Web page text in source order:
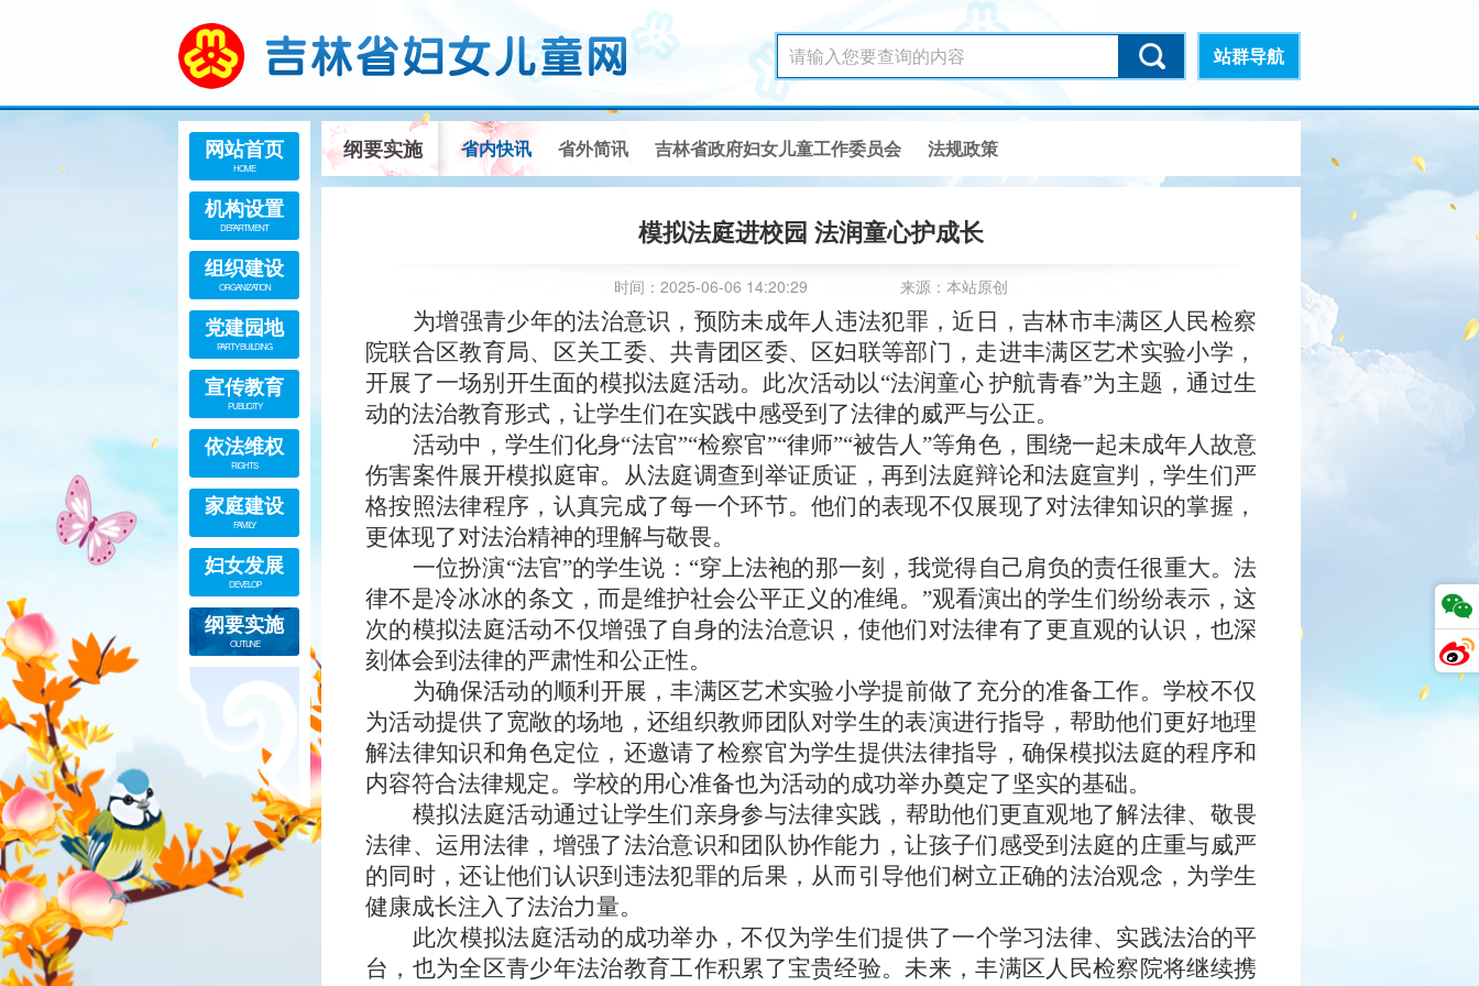
站群导航
网站首页
HOME
机构设置
DEPARTMENT
组织建设
ORGANIZATION
党建园地
PARTY BUILDING
宣传教育
PUBLICITY
依法维权
RIGHTS
家庭建设
FAMILY
妇女发展
DEVELOP
纲要实施
OUTLINE
纲要实施 省内快讯 省外简讯 吉林省政府妇女儿童工作委员会 法规政策
模拟法庭进校园 法润童心护成长
时间：2025-06-06 14:20:29 来源：本站原创
为增强青少年的法治意识，预防未成年人违法犯罪，近日，吉林市丰满区人民检察
院联合区教育局、区关工委、共青团区委、区妇联等部门，走进丰满区艺术实验小学，
开展了一场别开生面的模拟法庭活动。此次活动以“法润童心 护航青春”为主题，通过生
动的法治教育形式，让学生们在实践中感受到了法律的威严与公正。
活动中，学生们化身“法官”“检察官”“律师”“被告人”等角色，围绕一起未成年人故意
伤害案件展开模拟庭审。从法庭调查到举证质证，再到法庭辩论和法庭宣判，学生们严
格按照法律程序，认真完成了每一个环节。他们的表现不仅展现了对法律知识的掌握，
更体现了对法治精神的理解与敬畏。
一位扮演“法官”的学生说：“穿上法袍的那一刻，我觉得自己肩负的责任很重大。法
律不是冷冰冰的条文，而是维护社会公平正义的准绳。”观看演出的学生们纷纷表示，这
次的模拟法庭活动不仅增强了自身的法治意识，使他们对法律有了更直观的认识，也深
刻体会到法律的严肃性和公正性。
为确保活动的顺利开展，丰满区艺术实验小学提前做了充分的准备工作。学校不仅
为活动提供了宽敞的场地，还组织教师团队对学生的表演进行指导，帮助他们更好地理
解法律知识和角色定位，还邀请了检察官为学生提供法律指导，确保模拟法庭的程序和
内容符合法律规定。学校的用心准备也为活动的成功举办奠定了坚实的基础。
模拟法庭活动通过让学生们亲身参与法律实践，帮助他们更直观地了解法律、敬畏
法律、运用法律，增强了法治意识和团队协作能力，让孩子们感受到法庭的庄重与威严
的同时，还让他们认识到违法犯罪的后果，从而引导他们树立正确的法治观念，为学生
健康成长注入了法治力量。
此次模拟法庭活动的成功举办，不仅为学生们提供了一个学习法律、实践法治的平
台，也为全区青少年法治教育工作积累了宝贵经验。未来，丰满区人民检察院将继续携